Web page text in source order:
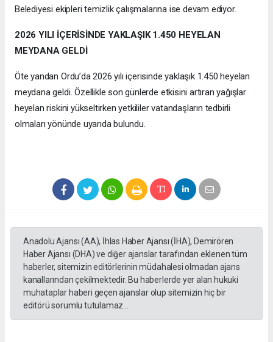
Belediyesi ekipleri temizlik çalışmalarına ise devam ediyor.
2026 YILI İÇERİSİNDE YAKLAŞIK 1.450 HEYELAN
MEYDANA GELDİ
Öte yandan Ordu’da 2026 yılı içerisinde yaklaşık 1.450 heyelan
meydana geldi. Özellikle son günlerde etkisini artıran yağışlar
heyelan riskini yükseltirken yetkililer vatandaşların tedbirli
olmaları yönünde uyarıda bulundu.
Anadolu Ajansı (AA), İhlas Haber Ajansı (İHA), Demirören
Haber Ajansı (DHA) ve diğer ajanslar tarafından eklenen tüm
haberler, sitemizin editörlerinin müdahalesi olmadan ajans
kanallarından çekilmektedir. Bu haberlerde yer alan hukuki
muhataplar haberi geçen ajanslar olup sitemizin hiç bir
editörü sorumlu tutulamaz...